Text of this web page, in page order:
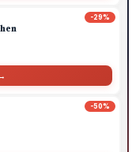
-29%
-50%